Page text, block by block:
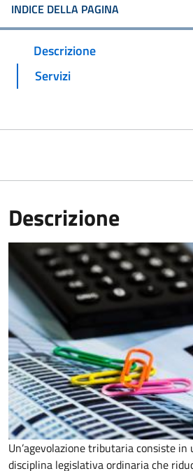
INDICE DELLA PAGINA
Descrizione
Servizi
Descrizione
Un’agevolazione tributaria consiste in
disciplina legislativa ordinaria che